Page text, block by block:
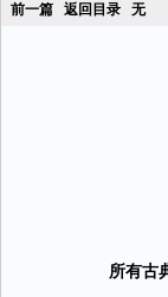
前一篇
返回目录 无